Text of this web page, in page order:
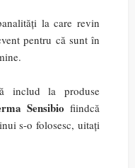
la care revin
pentru că sunt în
includ la produse
Sensibio fiindcă
s-o folosesc, uitați